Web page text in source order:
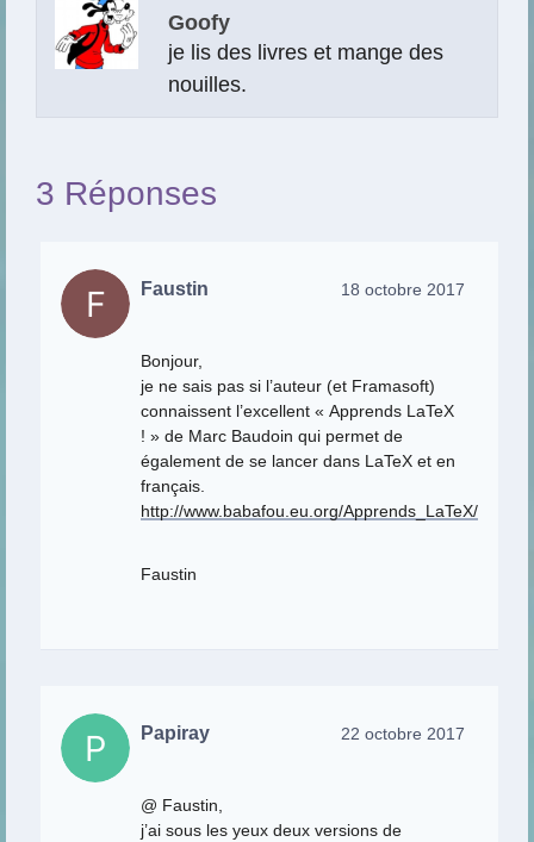
Goofy
je lis des livres et mange des
nouilles.
3 Réponses
Faustin 18 octobre 2017
Bonjour,
je ne sais pas si l’auteur (et Framasoft)
connaissent l’excellent « Apprends LaTeX
! » de Marc Baudoin qui permet de
également de se lancer dans LaTeX et en
français.
http://www.babafou.eu.org/Apprends_LaTeX/
Faustin
Papiray 22 octobre 2017
@ Faustin,
j’ai sous les yeux deux versions de